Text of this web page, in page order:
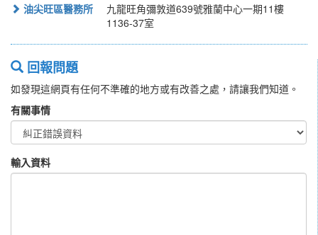
油尖旺區醫務所
九龍旺角彌敦道639號雅蘭中心一期11樓
1136-37室
回報問題
如發現這網頁有任何不準確的地方或有改善之處，請讓我們知道。
有關事情
輸入資料